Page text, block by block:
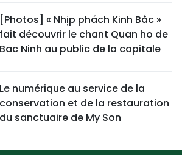
[Photos] « Nhịp phách Kinh Bắc »
fait découvrir le chant Quan ho de
Bac Ninh au public de la capitale
Le numérique au service de la
conservation et de la restauration
du sanctuaire de My Son